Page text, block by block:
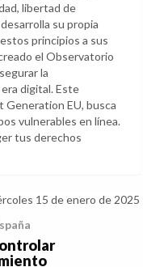
libertad de
su propia
principios a sus
el Observatorio
la
digital. Este
Generation EU, busca
vulnerables en línea.
tus derechos
15 de enero de 2025